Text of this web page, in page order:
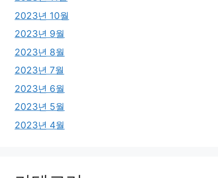
2023년 10월
2023년 9월
2023년 8월
2023년 7월
2023년 6월
2023년 5월
2023년 4월